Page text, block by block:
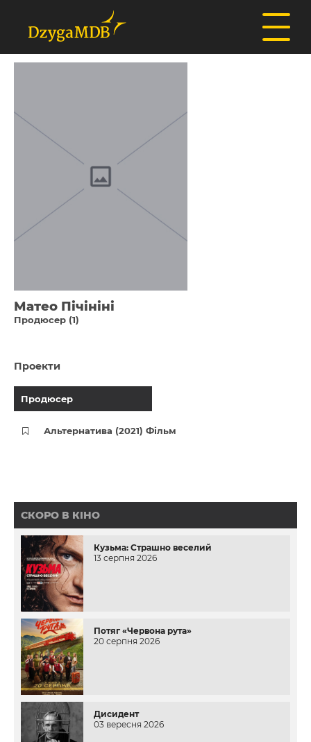
Матео Пічініні
Продюсер (1)
Проекти
Продюсер
Альтернатива (2021) Фільм
СКОРО В КІНО
Кузьма: Страшно веселий
13 серпня 2026
Потяг «Червона рута»
20 серпня 2026
Дисидент
03 вересня 2026